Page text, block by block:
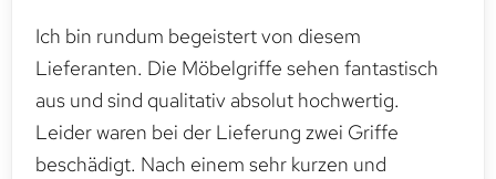
Ich bin rundum begeistert von diesem
Lieferanten. Die Möbelgriffe sehen fantastisch
aus und sind qualitativ absolut hochwertig.
Leider waren bei der Lieferung zwei Griffe
beschädigt. Nach einem sehr kurzen und